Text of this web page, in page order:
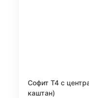
Софит Т4 с
каштан)